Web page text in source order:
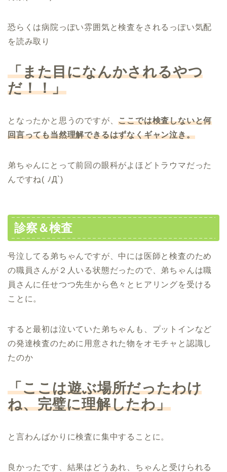
恐らくは病院っぽい雰囲気と検査をされるっぽい気配
を読み取り
「また目になんかされるやつ
だ！！」
となったかと思うのですが、ここでは検査しないと何
回言っても当然理解できるはずなくギャン泣き。
弟ちゃんにとって前回の眼科がよほどトラウマだった
んですね( ﾉД`)
診察＆検査
号泣してる弟ちゃんですが、中には医師と検査のため
の職員さんが２人いる状態だったので、弟ちゃんは職
員さんに任せつつ先生から色々とヒアリングを受ける
ことに。
すると最初は泣いていた弟ちゃんも、プットインなど
の発達検査のために用意された物をオモチャと認識し
たのか
「ここは遊ぶ場所だったわけ
ね、完璧に理解したわ」
と言わんばかりに検査に集中することに。
良かったです、結果はどうあれ、ちゃんと受けられる